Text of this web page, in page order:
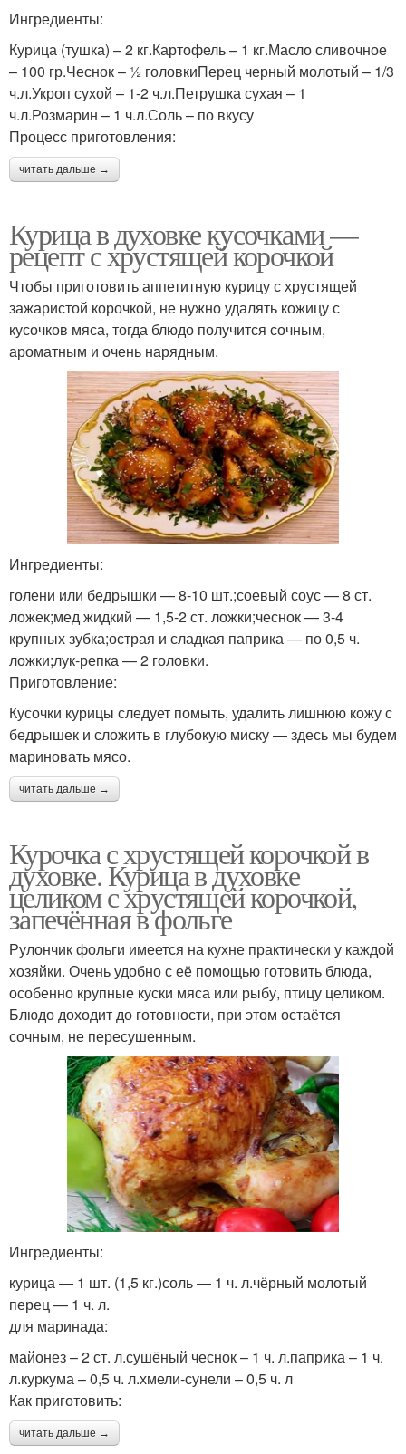
Ингредиенты:
Курица (тушка) – 2 кг.Картофель – 1 кг.Масло сливочное
– 100 гр.Чеснок – ½ головкиПерец черный молотый – 1/3
ч.л.Укроп сухой – 1-2 ч.л.Петрушка сухая – 1
ч.л.Розмарин – 1 ч.л.Соль – по вкусу
Процесс приготовления:
читать дальше →
Курица в духовке кусочками —
рецепт с хрустящей корочкой
Чтобы приготовить аппетитную курицу с хрустящей
зажаристой корочкой, не нужно удалять кожицу с
кусочков мяса, тогда блюдо получится сочным,
ароматным и очень нарядным.
Ингредиенты:
голени или бедрышки — 8-10 шт.;соевый соус — 8 ст.
ложек;мед жидкий — 1,5-2 ст. ложки;чеснок — 3-4
крупных зубка;острая и сладкая паприка — по 0,5 ч.
ложки;лук-репка — 2 головки.
Приготовление:
Кусочки курицы следует помыть, удалить лишнюю кожу с
бедрышек и сложить в глубокую миску — здесь мы будем
мариновать мясо.
читать дальше →
Курочка с хрустящей корочкой в
духовке. Курица в духовке
целиком с хрустящей корочкой,
запечённая в фольге
Рулончик фольги имеется на кухне практически у каждой
хозяйки. Очень удобно с её помощью готовить блюда,
особенно крупные куски мяса или рыбу, птицу целиком.
Блюдо доходит до готовности, при этом остаётся
сочным, не пересушенным.
Ингредиенты:
курица — 1 шт. (1,5 кг.)соль — 1 ч. л.чёрный молотый
перец — 1 ч. л.
для маринада:
майонез – 2 ст. л.сушёный чеснок – 1 ч. л.паприка – 1 ч.
л.куркума – 0,5 ч. л.хмели-сунели – 0,5 ч. л
Как приготовить:
читать дальше →